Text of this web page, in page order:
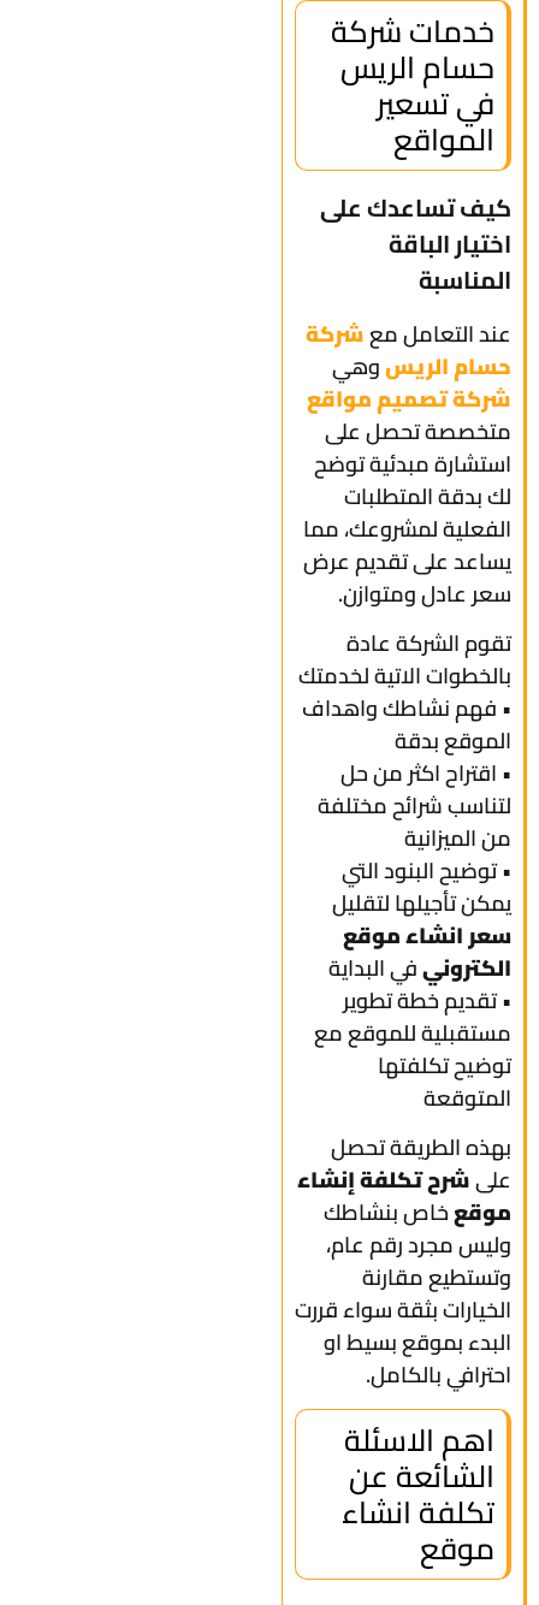
خدمات شركة
حسام الريس
في تسعير
المواقع
كيف تساعدك على
اختيار الباقة
المناسبة
عند التعامل معشركة
حسام الريسوهي
شركة تصميم مواقع
متخصصة تحصل على
استشارة مبدئية توضح
لك بدقة المتطلبات
الفعلية لمشروعك، مما
يساعد على تقديم عرض
سعر عادل ومتوازن.
تقوم الشركة عادة
بالخطوات الاتية لخدمتك
• فهم نشاطك واهداف
الموقع بدقة
• اقتراح اكثر من حل
لتناسب شرائح مختلفة
من الميزانية
• توضيح البنود التي
يمكن تأجيلها لتقليل
سعر انشاء موقع
الكترونيفي البداية
• تقديم خطة تطوير
مستقبلية للموقع مع
توضيح تكلفتها
المتوقعة
بهذه الطريقة تحصل
علىشرح تكلفة إنشاء
موقعخاص بنشاطك
وليس مجرد رقم عام،
وتستطيع مقارنة
الخيارات بثقة سواء قررت
البدء بموقع بسيط او
احترافي بالكامل.
اهم الاسئلة
الشائعة عن
تكلفة انشاء
موقع